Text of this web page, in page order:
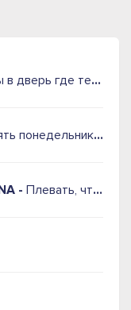
где тебя не ждут
понедельник Держись
- Плевать, что скажут